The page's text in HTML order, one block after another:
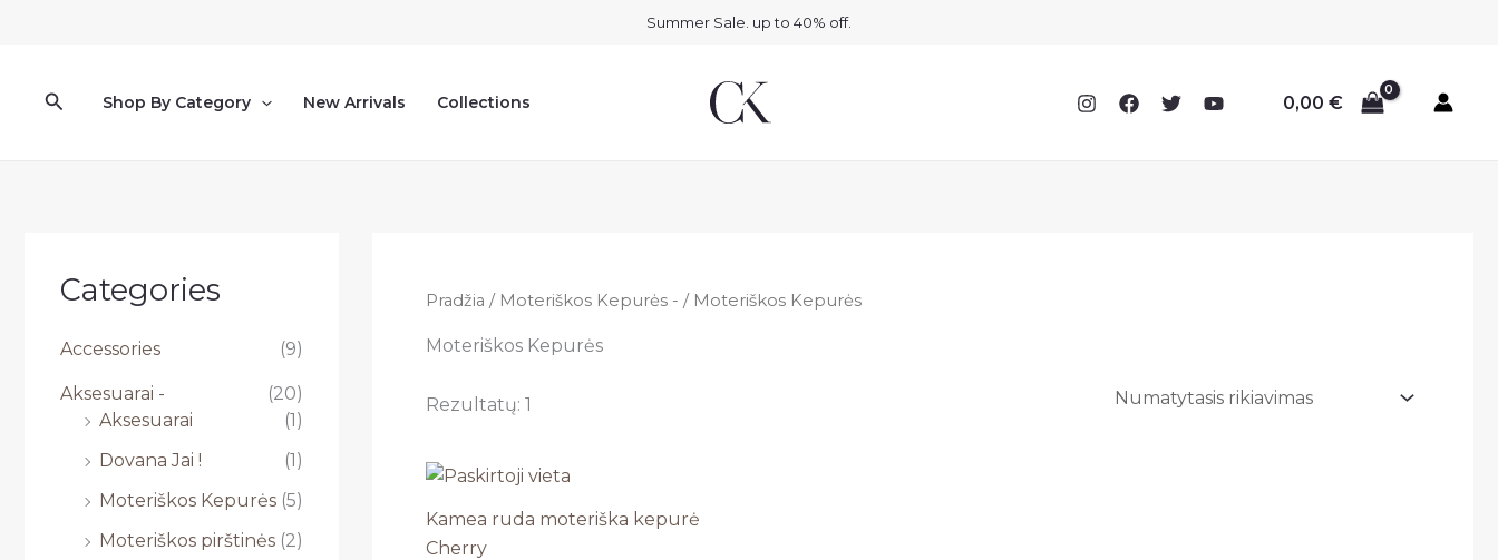
Summer Sale. up to 40% off.
PaieškaShop By Category New Arrivals Collections 0,00 €
Categories
Accessories (9)
Aksesuarai -
(20)
Aksesuarai
(1)
Dovana Jai !
(1)
Moteriškos Kepurės (5)
Moteriškos pirštinės (2)
Pradžia / Moteriškos Kepurės - / Moteriškos Kepurės
Moteriškos Kepurės
Rezultatų: 1
Kamea ruda moteriška kepurė
Cherry